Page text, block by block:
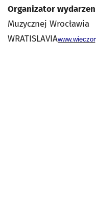
Organizator
Muzycznej Wrocławia
WRATISLAVIA